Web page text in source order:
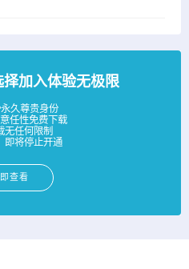
加入体验无极限
久尊贵身份
任性免费下载
无任何限制
即将停止开通
查看